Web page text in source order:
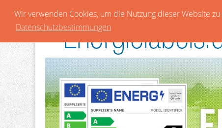
Wir verwenden Cookies, um die Nutzung dieser Website
Datenschutzbestimmungen